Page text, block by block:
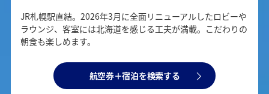
JR札幌駅直結。2026年3月に全面リニューアルしたロビーや
ラウンジ、客室には北海道を感じる工夫が満載。こだわりの
朝食も楽しめます。
航空券＋宿泊を検索する